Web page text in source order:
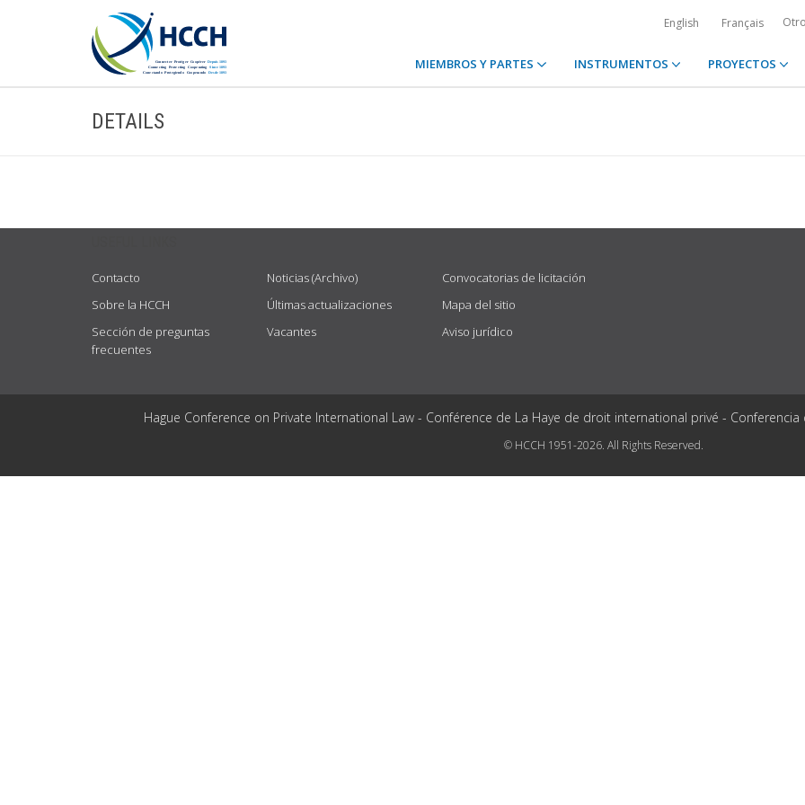
English Français
MIEMBROS Y PARTES INSTRUMENTOS PROYECTOS
DETAILS
Contacto
Sobre la HCCH
Sección de preguntas
frecuentes
Noticias (Archivo)
Últimas actualizaciones
Vacantes
Convocatorias de licitación
Mapa del sitio
Aviso jurídico
Hague Conference on Private International Law - Conférence de La Haye de droit international privé -
© HCCH 1951-2026. All Rights Reserved.